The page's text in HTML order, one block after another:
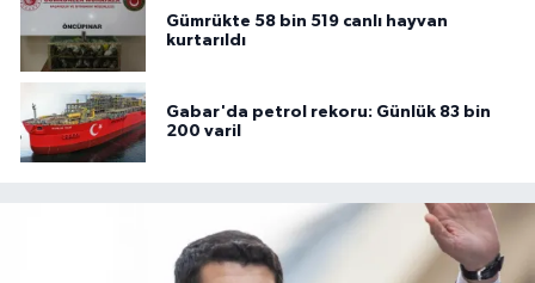
Gümrükte 58 bin 519 canlı hayvan
kurtarıldı
Gabar'da petrol rekoru: Günlük 83 bin
200 varil